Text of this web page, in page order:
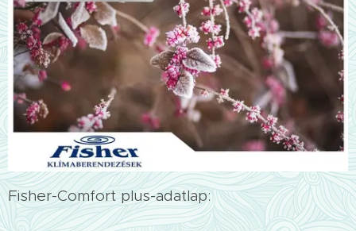
Fisher-Comfort plus-adatlap: